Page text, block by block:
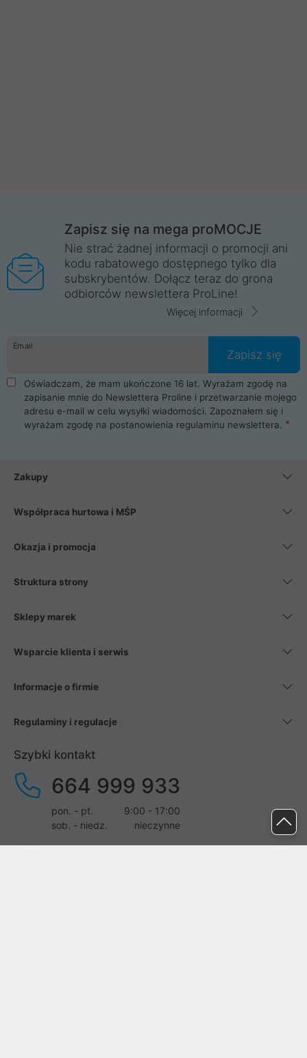
Zapisz się na mega proMOCJE
Nie strać żadnej informacji o promocji ani
kodu rabatowego dostępnego tylko dla
subskrybentów. Dołącz teraz do grona
odbiorców newslettera ProLine!
Więcej informacji
Email
Zapisz się
Oświadczam, że mam ukończone 16 lat. Wyrażam zgodę na
zapisanie mnie do Newslettera Proline i przetwarzanie mojego
adresu e-mail w celu wysyłki wiadomości. Zapoznałem się i
wyrażam zgodę na postanowienia regulaminu newslettera.
Zakupy
Współpraca hurtowa i MŚP
Okazja i promocja
Struktura strony
Sklepy marek
Wsparcie klienta i serwis
Informacje o firmie
Regulaminy i regulacje
Szybki kontakt
664 999 933
pon. - pt.
9:00 - 17:00
sob. - niedz.
nieczynne